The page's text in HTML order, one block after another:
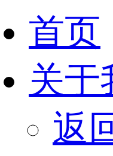
首页
关于
返